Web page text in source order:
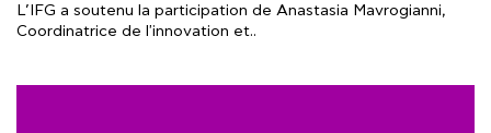
L’IFG a soutenu la participation de Anastasia Mavrogianni,
Coordinatrice de l'innovation et..